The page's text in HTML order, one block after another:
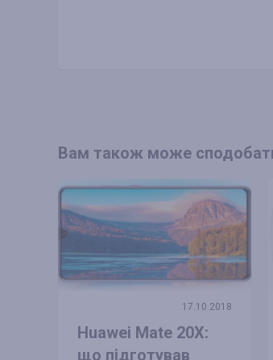
Вам також може
17.10.2018
Huawei Mate 20X:
що підготував